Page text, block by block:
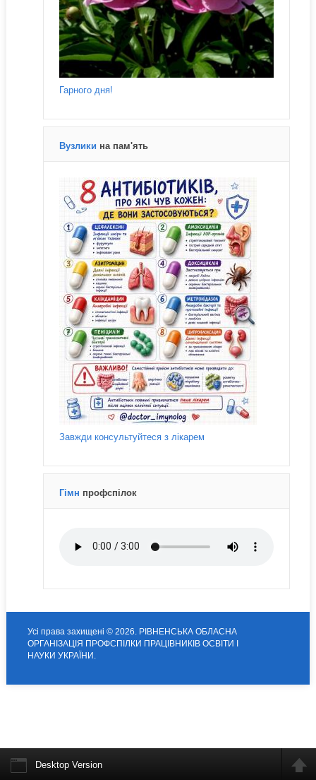
Гарного дня!
Вузлики на пам'ять
Завжди консультуйтеся з лікарем
Гімн профспілок
Усі права захищені © 2026. РІВНЕНСЬКА ОБЛАСНА
ОРГАНІЗАЦІЯ ПРОФСПІЛКИ ПРАЦІВНИКІВ ОСВІТИ І
НАУКИ УКРАЇНИ.
Desktop Version